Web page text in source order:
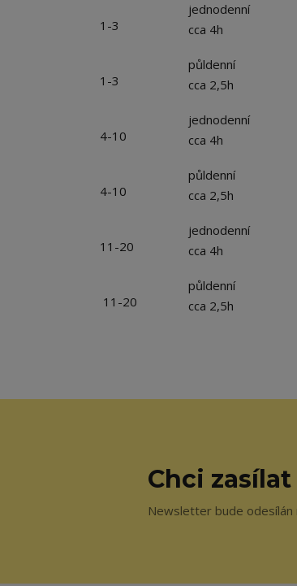
1-3
jednodenní
cca 4h
1-3
půldenní
cca 2,5h
4-10
jednodenní
cca 4h
4-10
půldenní
cca 2,5h
11-20
jednodenní
cca 4h
11-20
půldenní
cca 2,5h
Chci
Newsletter bude odesílán